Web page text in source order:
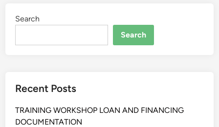
Search
Search
Recent Posts
TRAINING WORKSHOP LOAN AND FINANCING
DOCUMENTATION